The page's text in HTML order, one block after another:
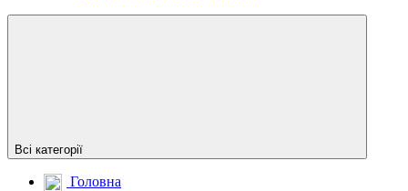
Всі категорії
Головна